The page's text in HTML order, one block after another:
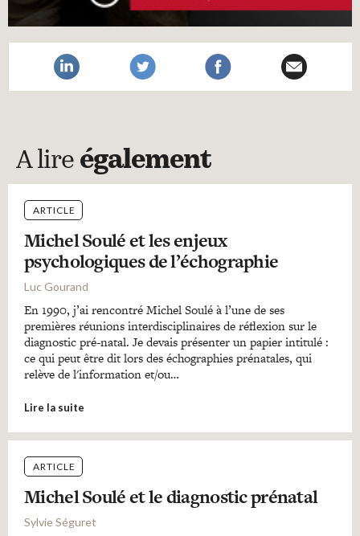
A lire également
ARTICLE
Michel Soulé et les enjeux
psychologiques de l’échographie
Luc Gourand
En 1990, j’ai rencontré Michel Soulé à l’une de ses
premières réunions interdisciplinaires de réflexion sur le
diagnostic pré-natal. Je devais présenter un papier intitulé :
ce qui peut être dit lors des échographies prénatales, qui
relève de l'information et/ou…
Lire la suite
ARTICLE
Michel Soulé et le diagnostic prénatal
Sylvie Séguret